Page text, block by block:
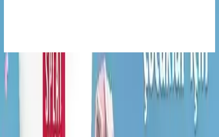
Ürün Özellikleri ve Farklılıkları
Bu diş macunu, özellikle 2 ila 6 yaş arasındaki çocuklar düşünülerek
geliştirilmiş olup,zengin meyve aroması
sayesinde çocukların
ilgisini çeker ve diş fırçalama sürecini keyifli hale getirir. Diş
sağlığını destekleyen özellikleri arasında, florür içermesiyle diş
minesini güçlendirmesi ve çürüklerin oluşumunu engellemesi yer